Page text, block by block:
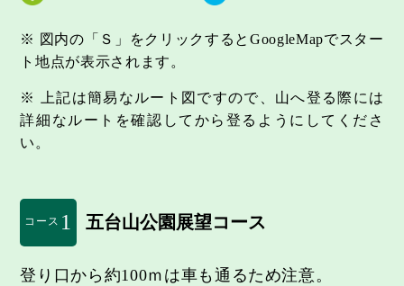
※ 図内の「Ｓ」をクリックするとGoogleMapでスター
ト地点が表示されます。
※ 上記は簡易なルート図ですので、山へ登る際には
詳細なルートを確認してから登るようにしてくださ
い。
コース 1 五台山公園展望コース
登り口から約100ｍは車も通るため注意。